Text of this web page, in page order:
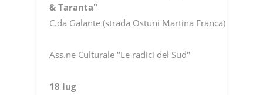
& Taranta"
C.da Galante (strada Ostuni Martina Franca)
Ass.ne Culturale "Le radici del Sud"
18 lug